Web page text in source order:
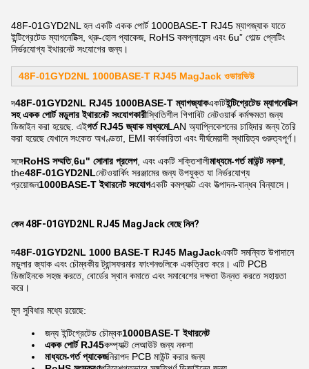
48F-01GYD2NL হল একটি একক পোর্ট 1000BASE-T RJ45 ম্যাগজ্যাক যাতে
ইন্টিগ্রেটেড ম্যাগনেটিক্স, থ্রু-হোল প্যাকেজ, RoHS কমপ্লায়েন্স এবং 6u” গোল্ড প্লেটিং
নির্ভরযোগ্য ইথারনেট সংযোগের জন্য।
48F-01GYD2NL 1000BASE-T RJ45 MagJack ওভারভিউ
দ48F-01GYD2NL RJ45 1000BASE-T ম্যাগজ্যাকএকটিইন্টিগ্রেটেড ম্যাগনেটিক্স
সহ একক পোর্ট মডুলার ইথারনেট সংযোগকারীস্থিতিশীল গিগাবিট নেটওয়ার্ক কর্মক্ষমতা জন্য
ডিজাইন করা হয়েছে. এইগর্ত RJ45 জ্যাক মাধ্যমেLAN অ্যাপ্লিকেশনের চাহিদার জন্য তৈরি
করা হয়েছে যেখানে সংকেত অখণ্ডতা, EMI কার্যকারিতা এবং দীর্ঘমেয়াদী স্থায়িত্ব গুরুত্বপূর্ণ।
সঙ্গেRoHS সম্মতি,6u" সোনার প্রলেপ, এবং একটি শক্তিশালীমাধ্যমে-গর্ত মাউন্ট নকশা,
the48F-01GYD2NLনেটওয়ার্কিং সরঞ্জামের জন্য উপযুক্ত যা নির্ভরযোগ্য
প্রয়োজন1000BASE-T ইথারনেট সংযোগএকটি কমপ্যাক্ট এবং উত্পাদন-বান্ধব বিন্যাসে।
কেন 48F-01GYD2NL RJ45 MagJack বেছে নিন?
দ48F-01GYD2NL 1000 BASE-T RJ45 MagJackএকটি সমন্বিত উপাদানে
মডুলার জ্যাক এবং চৌম্বকীয় ট্রান্সফরমার ফাংশনগুলিকে একত্রিত করে। এটি PCB
ডিজাইনকে সহজ করতে, বোর্ডের স্থান কমাতে এবং সমাবেশের দক্ষতা উন্নত করতে সহায়তা
করে।
মূল সুবিধার মধ্যে রয়েছে:
জন্য ইন্টিগ্রেটেড চৌম্বক1000BASE-T ইথারনেট
একক পোর্ট RJ45কম্প্যাক্ট লেআউট জন্য নকশা
মাধ্যমে-গর্ত প্যাকেজনিরাপদ PCB মাউন্ট করার জন্য